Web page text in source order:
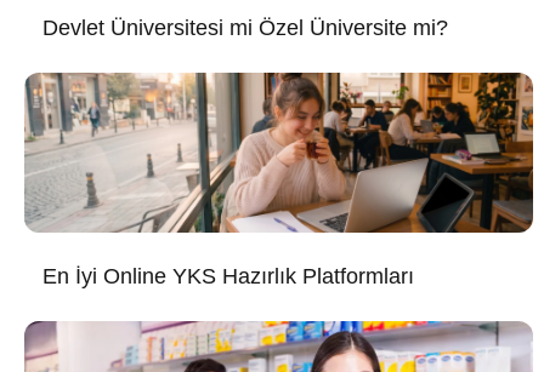
Devlet Üniversitesi mi Özel Üniversite mi?
En İyi Online YKS Hazırlık Platformları